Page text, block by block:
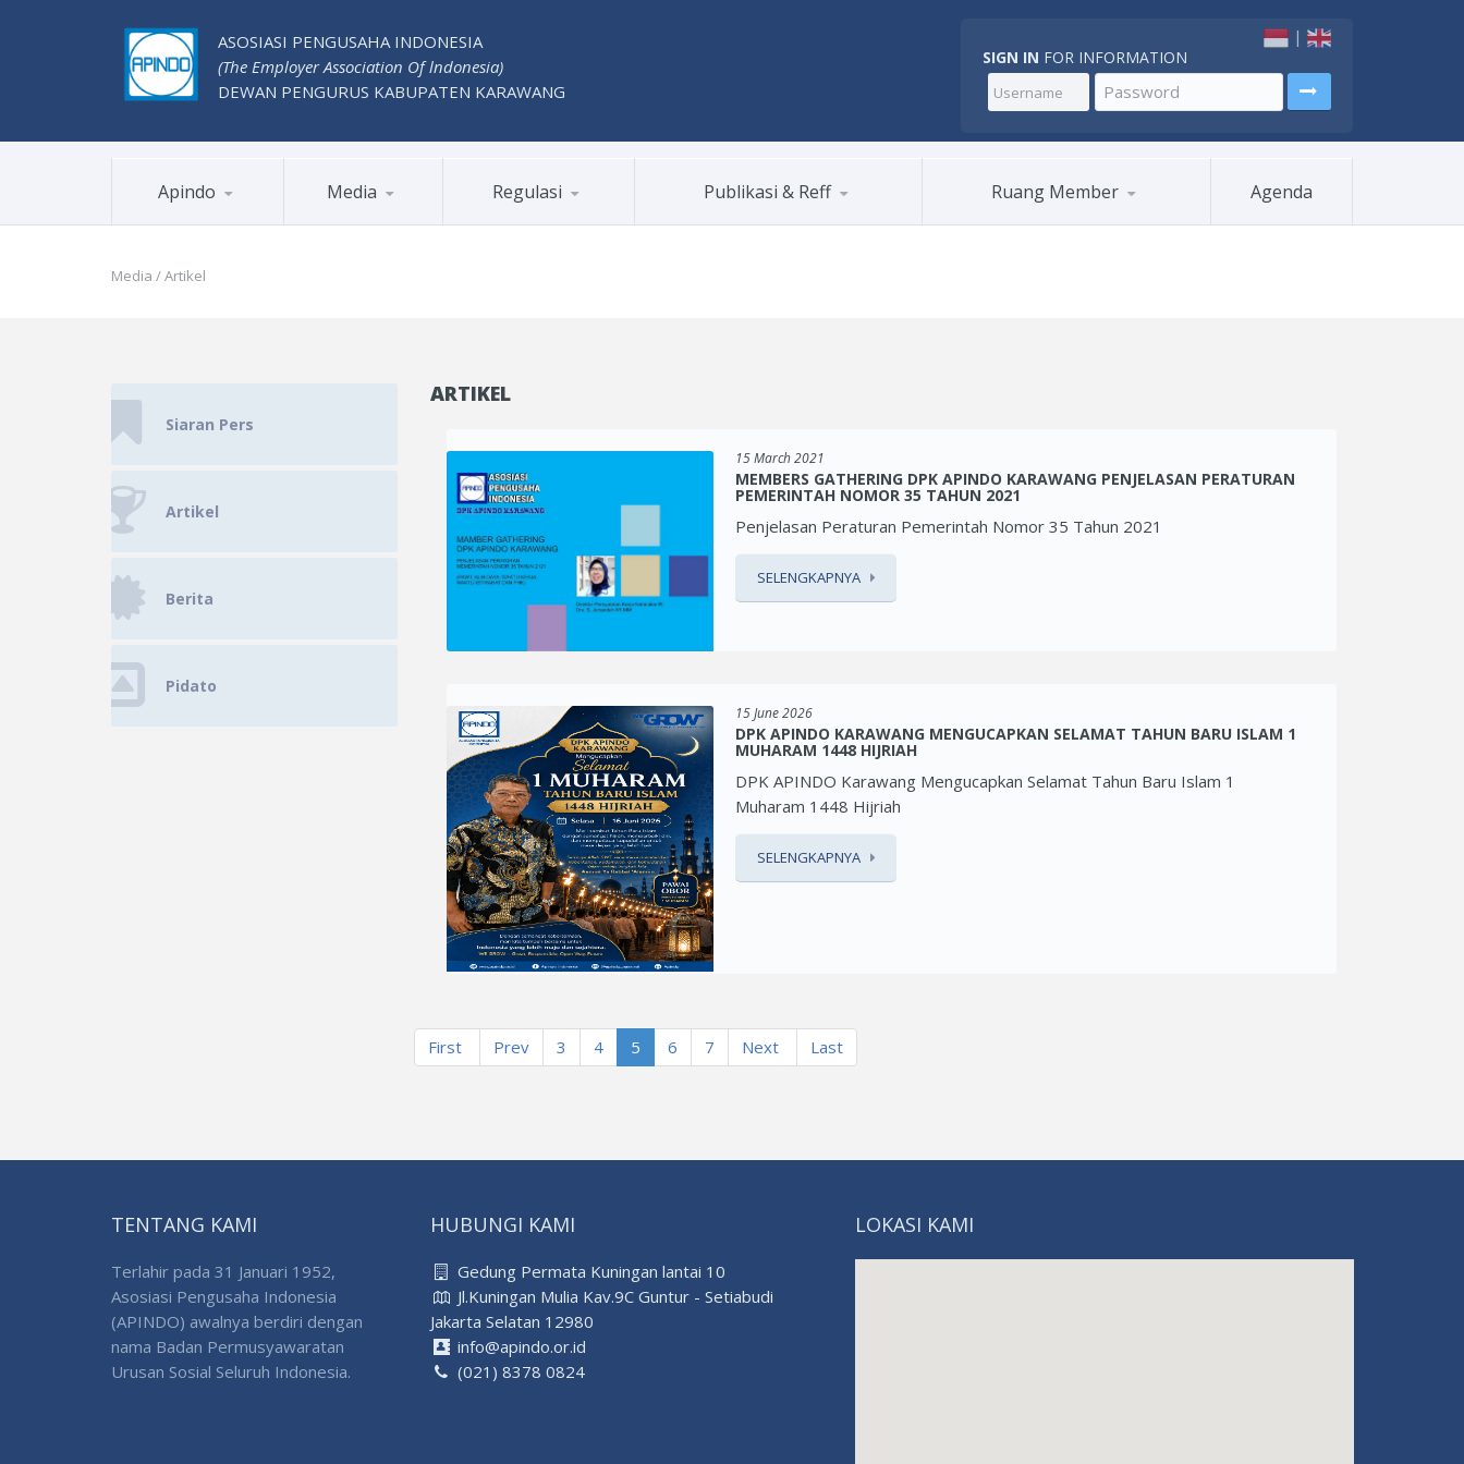
ASOSIASI PENGUSAHA INDONESIA
(The Employer Association Of lndonesia)
DEWAN PENGURUS KABUPATEN KARAWANG
|
SIGN IN FOR INFORMATION
Apindo Media Regulasi Publikasi & Reff Ruang Member Agenda
Media / Artikel
ARTIKEL
15 March 2021
MEMBERS GATHERING DPK APINDO KARAWANG PENJELASAN PERATURAN
PEMERINTAH NOMOR 35 TAHUN 2021
Penjelasan Peraturan Pemerintah Nomor 35 Tahun 2021
SELENGKAPNYA
15 June 2026
DPK APINDO KARAWANG MENGUCAPKAN SELAMAT TAHUN BARU ISLAM 1
MUHARAM 1448 HIJRIAH
DPK APINDO Karawang Mengucapkan Selamat Tahun Baru Islam 1
Muharam 1448 Hijriah
SELENGKAPNYA
First Prev 3 4 5(current)
6 7 Next Last
Siaran Pers
Artikel
Berita
Pidato
TENTANG KAMI
Terlahir pada 31 Januari 1952,
Asosiasi Pengusaha Indonesia
(APINDO) awalnya berdiri dengan
nama Badan Permusyawaratan
Urusan Sosial Seluruh Indonesia.
HUBUNGI KAMI
Gedung Permata Kuningan lantai 10
Jl.Kuningan Mulia Kav.9C Guntur - Setiabudi
Jakarta Selatan 12980
info@apindo.or.id
(021) 8378 0824
LOKASI KAMI